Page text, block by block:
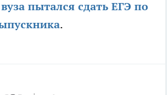
пытался сдать ЕГЭ по
.